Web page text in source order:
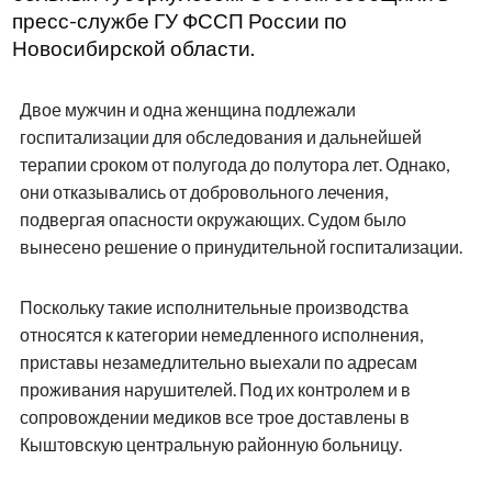
пресс-службе ГУ ФССП России по
Новосибирской области.
Двое мужчин и одна женщина подлежали
госпитализации для обследования и дальнейшей
терапии сроком от полугода до полутора лет. Однако,
они отказывались от добровольного лечения,
подвергая опасности окружающих. Судом было
вынесено решение о принудительной госпитализации.
Поскольку такие исполнительные производства
относятся к категории немедленного исполнения,
приставы незамедлительно выехали по адресам
проживания нарушителей. Под их контролем и в
сопровождении медиков все трое доставлены в
Кыштовскую центральную районную больницу.